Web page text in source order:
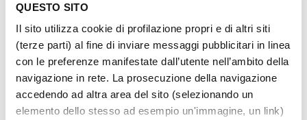
QUESTO SITO
Il sito utilizza cookie di profilazione propri e di altri siti
(terze parti) al fine di inviare messaggi pubblicitari in linea
con le preferenze manifestate dall’utente nell’ambito della
navigazione in rete. La prosecuzione della navigazione
accedendo ad altra area del sito (selezionando un
elemento dello stesso ad esempio un'immagine, un link)